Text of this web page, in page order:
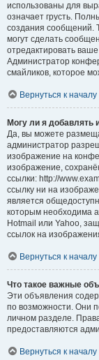
использованы для
означает грусть.
создания сообщений.
могут сделать
отредактировать
Администратор
смайликов, которое
Вернуться к началу
Могу ли я добавлять
Да, вы можете
администратор
изображение на
изображение,
ссылки: http://
ссылку ни на
является
которым необходима
Hotmail или Yahoo,
ссылок на
Вернуться к началу
Что такое важные
Эти объявления
по возможности. Они
личном разделе.
предоставляются
Вернуться к началу